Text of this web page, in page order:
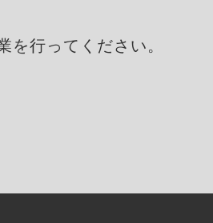
行ってください。